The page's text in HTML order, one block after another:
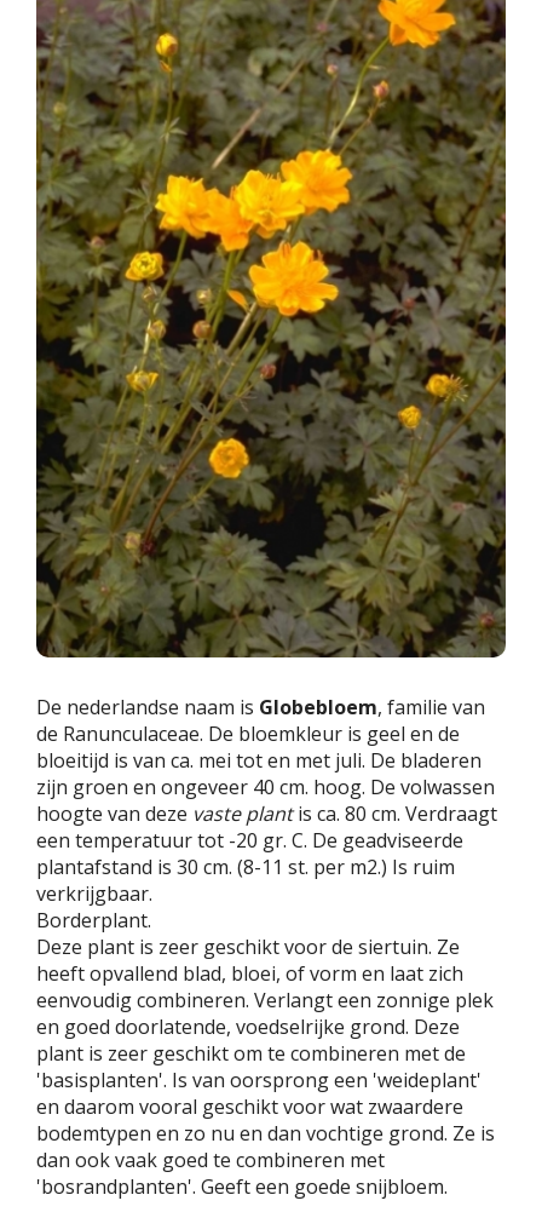
De nederlandse naam is Globebloem, familie van
de Ranunculaceae. De bloemkleur is geel en de
bloeitijd is van ca. mei tot en met juli. De bladeren
zijn groen en ongeveer 40 cm. hoog. De volwassen
hoogte van deze vaste plantis ca. 80 cm. Verdraagt
een temperatuur tot -20 gr. C. De geadviseerde
plantafstand is 30 cm. (8-11 st. per m2.) Is ruim
verkrijgbaar.
Borderplant.
Deze plant is zeer geschikt voor de siertuin. Ze
heeft opvallend blad, bloei, of vorm en laat zich
eenvoudig combineren. Verlangt een zonnige plek
en goed doorlatende, voedselrijke grond. Deze
plant is zeer geschikt om te combineren met de
'basisplanten'. Is van oorsprong een 'weideplant'
en daarom vooral geschikt voor wat zwaardere
bodemtypen en zo nu en dan vochtige grond. Ze is
dan ook vaak goed te combineren met
'bosrandplanten'. Geeft een goede snijbloem.